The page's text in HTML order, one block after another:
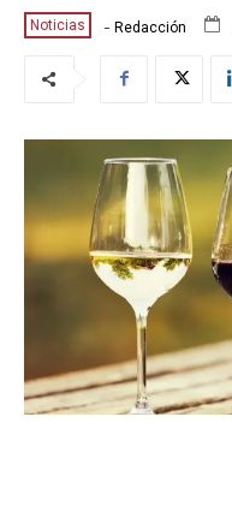
Noticias - Redacción